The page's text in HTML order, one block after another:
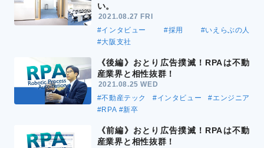
い。
2021.08.27 FRI
#インタビュー
#採用
#いえらぶの人
#大阪支社
《後編》おとり広告撲滅！RPAは不動
産業界と相性抜群！
2021.08.25 WED
#不動産テック
#インタビュー
#エンジニア
#RPA #新卒
《前編》おとり広告撲滅！RPAは不動
産業界と相性抜群！